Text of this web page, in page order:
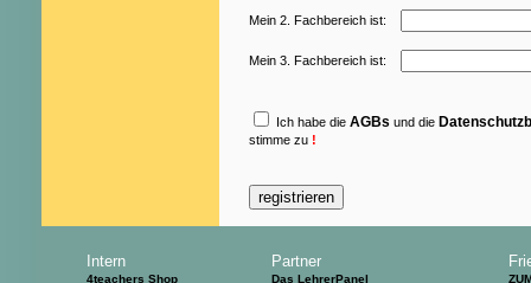
Mein 2. Fachbereich ist:
Mein 3. Fachbereich ist:
Ich habe die AGBs und die
stimme zu !
Intern
4teachers Shop
Partner
Das LehrerPanel